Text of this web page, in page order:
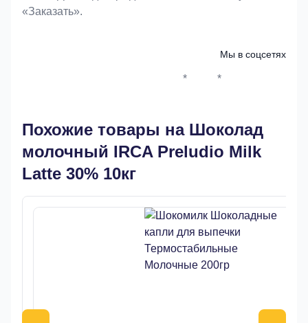
«Заказать».
Мы в соцсетях
* *
Похожие товары на Шоколад
молочный IRCA Preludio Milk
Latte 30% 10кг